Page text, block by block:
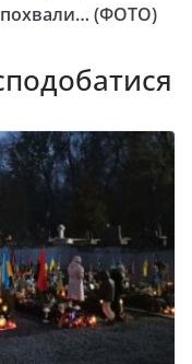
похвали… (ФОТО)